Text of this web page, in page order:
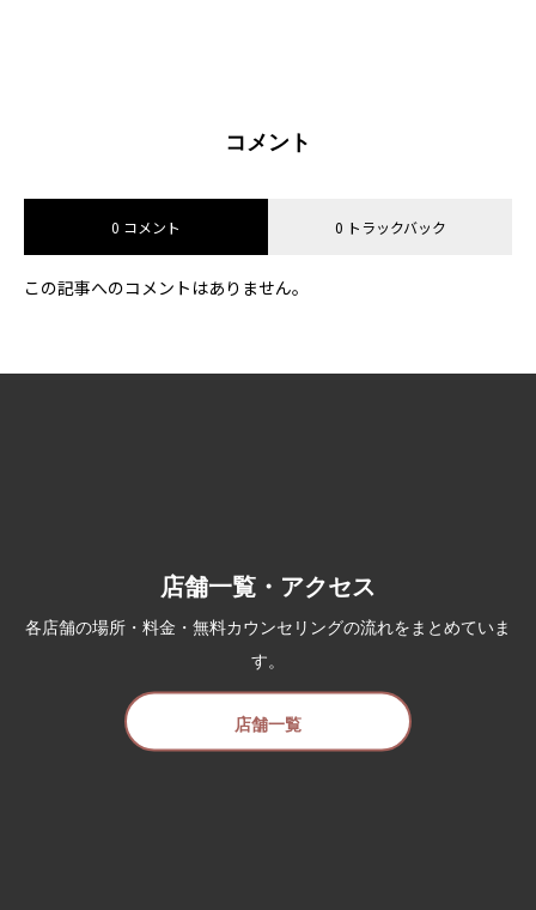
コメント
0 コメント 0 トラックバック
この記事へのコメントはありません。
店舗一覧・アクセス
各店舗の場所・料金・無料カウンセリングの流れをまとめていま
す。
店舗一覧